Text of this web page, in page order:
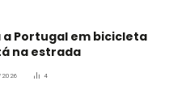
a Portugal em bicicleta
na estrada
4